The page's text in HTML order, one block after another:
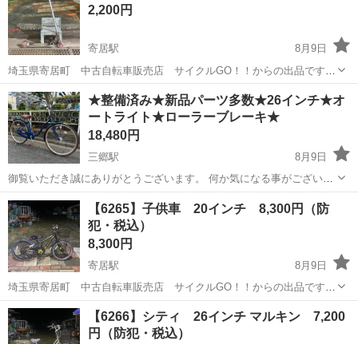
2,200円
寄居駅
8月9日
埼玉県寄居町 中古自転車販売店 サイクルGO！！からの出品です。
中古自転車ですのでご来店頂き状態の確認をお願い致します。
【6267】キックボード 2,200円（税込） 既に店頭にない場合もござ
いますので、お手数です...
埼玉 大里郡 寄居駅 その他 キックボード
★整備済み★新品パーツ多数★26インチ★オ
ートライト★ローラーブレーキ★
18,480円
三郷駅
8月9日
御覧いただき誠にありがとうございます。 何か気になる事がございま
したらお気軽にメッセージを頂けたら幸いです。 詳細な状態について
は個人の主観も御座いますので ご来店頂き直接ご確認して頂くことを
お勧めしております...
埼玉 三郷市 三郷駅 その他 オートライト
【6265】子供車 20インチ 8,300円（防
犯・税込）
8,300円
寄居駅
8月9日
埼玉県寄居町 中古自転車販売店 サイクルGO！！からの出品です。
中古自転車ですのでご来店頂き状態の確認をお願い致します。
【6265】子供車 20インチ 8,300円（防犯・税込） 外装6段・バンド
ブレーキ・LEDオー...
埼玉 大里郡 寄居駅 自転車 防犯
【6266】シティ 26インチ マルキン 7,200
円（防犯・税込）